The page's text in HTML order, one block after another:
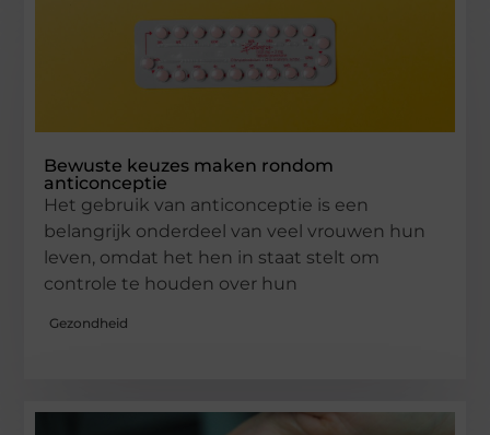
Bewuste keuzes maken rondom
anticonceptie
Het gebruik van anticonceptie is een
belangrijk onderdeel van veel vrouwen hun
leven, omdat het hen in staat stelt om
controle te houden over hun
Gezondheid